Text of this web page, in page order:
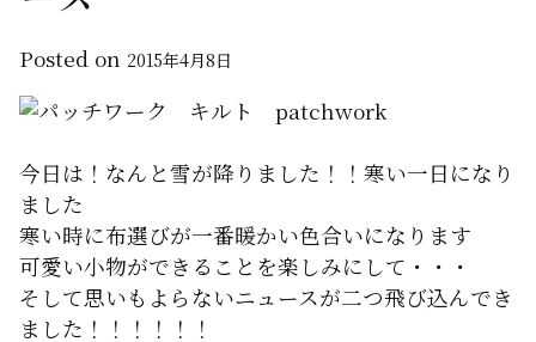
Posted on 2015年4月8日
今日は！なんと雪が降りました！！寒い一日になり
ました
寒い時に布選びが一番暖かい色合いになります
可愛い小物ができることを楽しみにして・・・
そして思いもよらないニュースが二つ飛び込んでき
ました！！！！！！